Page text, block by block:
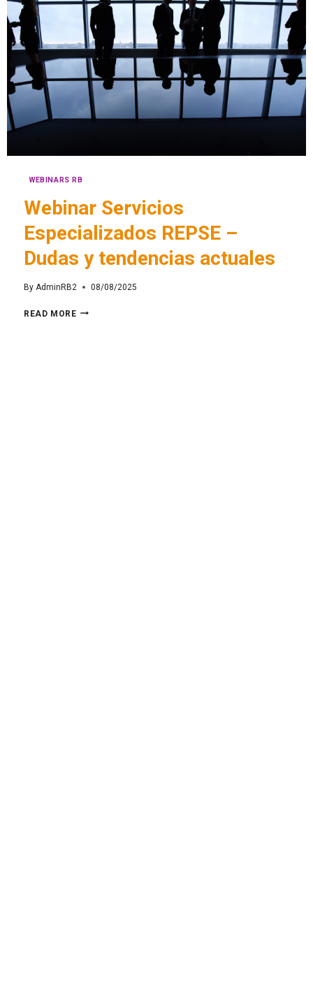
WEBINARS RB
Webinar Servicios
Especializados REPSE –
Dudas y tendencias actuales
By AdminRB2 08/08/2025
READ MORE